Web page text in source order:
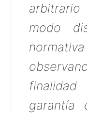
modo
garantía